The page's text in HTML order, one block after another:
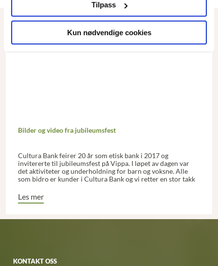
Tilpass
Kun nødvendige cookies
Les også
Bilder og video fra jubileumsfest
Cultura Bank feirer 20 år som etisk bank i 2017 og
invitererte til jubileumsfest på Vippa. I løpet av dagen var
det aktiviteter og underholdning for barn og voksne. Alle
som bidro er kunder i Cultura Bank og vi retter en stor takk
Les mer
KONTAKT OSS